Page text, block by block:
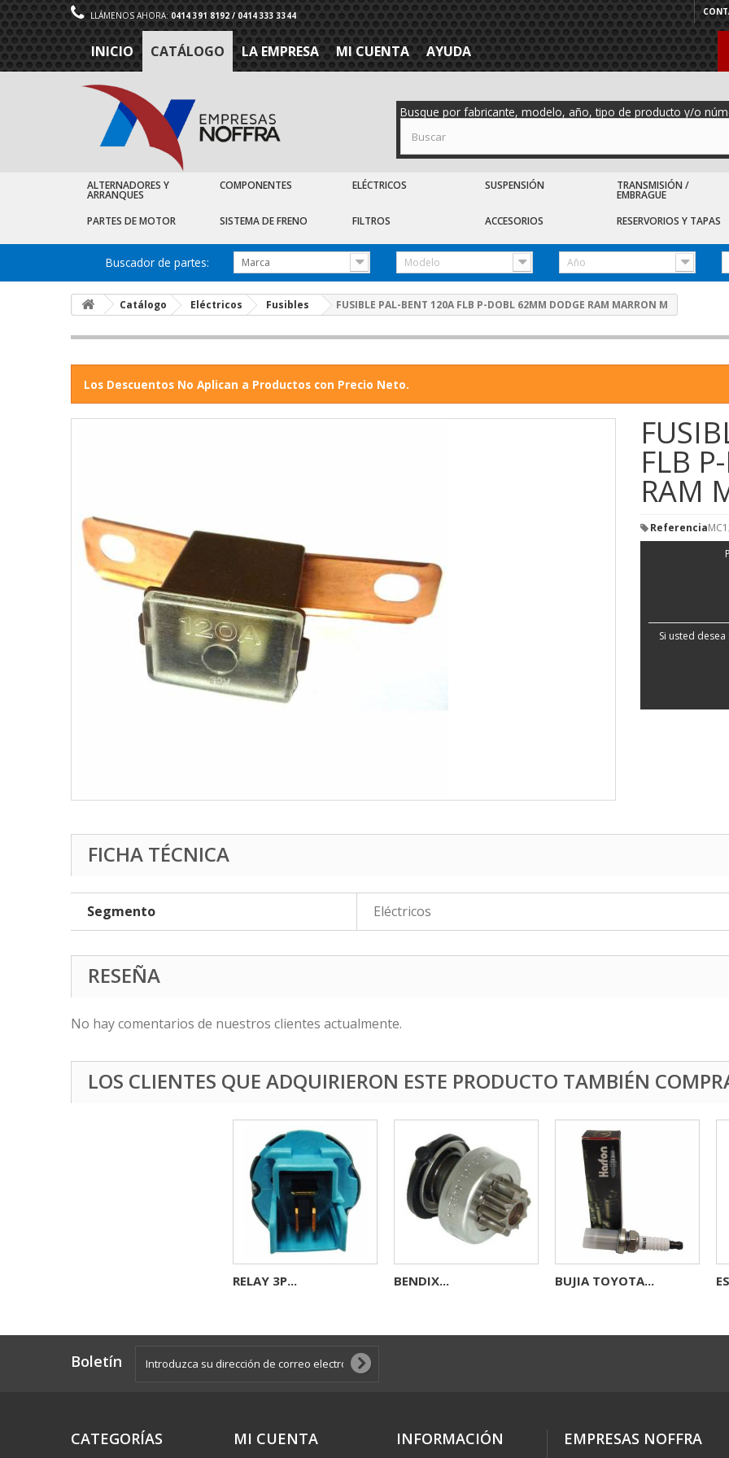
LLÁMENOS AHORA: 0414 391 8192 / 0414 333 3344
INICIO CATÁLOGO LA EMPRESA MI CUENTA AYUDA
Busque por fabricante, modelo, año, tipo de producto y/o
ALTERNADORES Y
ARRANQUES
COMPONENTES ELÉCTRICOS SUSPENSIÓN TRANSMISIÓN /
EMBRAGUE
PARTES DE MOTOR SISTEMA DE FRENO FILTROS ACCESORIOS RESERVORIOS Y TAPAS
Buscador de partes: Marca Modelo Año
Catálogo Eléctricos Fusibles FUSIBLE PAL-BENT 120A FLB P-DOBL 62MM DODGE RAM MARRON M
Los Descuentos No Aplican a Productos con Precio Neto.
FLB
RAM
Referencia
Si usted
FICHA TÉCNICA
Segmento Eléctricos
RESEÑA
No hay comentarios de nuestros clientes actualmente.
LOS CLIENTES QUE ADQUIRIERON ESTE PRODUCTO TAMBIÉN
RELAY 3P... BENDIX... BUJIA TOYOTA...
Boletín
CATEGORÍAS MI CUENTA INFORMACIÓN EMPRESAS NOFFRA